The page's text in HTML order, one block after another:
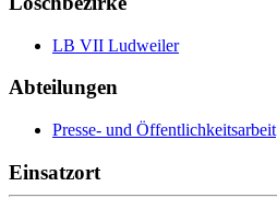
LB VII Ludweiler
Abteilungen
Presse- und Öffentlichkeitsarbeit
Einsatzort